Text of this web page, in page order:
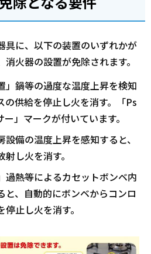
具に、以下の装置のいずれかが
火器の設置が免除されます。
」鍋等の過度な温度上昇を検知
の供給を停止し火を消す。「Ps
」マークが付いています。
設備の温度上昇を感知すると、
し火を消す。
過熱等によるカセットボンベ内
と、自動的にボンベからコンロ
止し火を消す。